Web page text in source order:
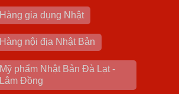
Hàng gia dụng Nhật
Hàng nội địa Nhật Bản
Mỹ phẩm Nhật Bản Đà Lạt -
Lâm Đồng